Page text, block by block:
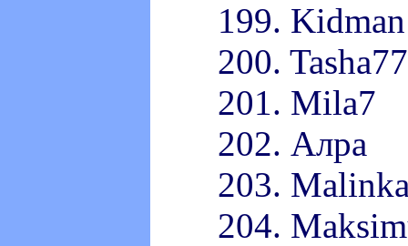
199. Kidman
200. Tasha77
201. Mila7
202. Алра
203.
204.